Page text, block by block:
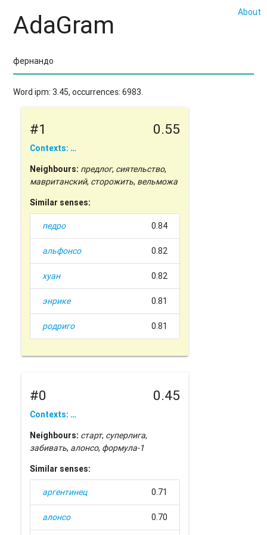
About
AdaGram
Word ipm: 3.45, occurrences: 6983.
#1 0.55
Contexts: …
Neighbours: предлог, сиятельство,
мавританский, сторожить, вельможа
Similar senses:
педро 0.84
альфонсо 0.82
хуан 0.82
энрике 0.81
родриго 0.81
#0 0.45
Contexts: …
Neighbours: старт, суперлига,
забивать, алонсо, формула-1
Similar senses:
аргентинец 0.71
алонсо 0.70